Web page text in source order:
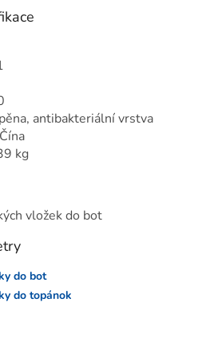
antibakteriální vrstva
Čína
kg
vložek do bot
do bot
do topánok